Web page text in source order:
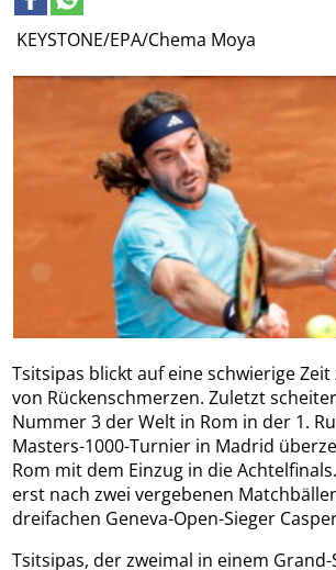
KEYSTONE/EPA/Chema Moya
Tsitsipas blickt auf eine schwierige
von Rückenschmerzen. Zuletzt
Nummer 3 der Welt in Rom in der 1.
Masters-1000-Turnier in Madrid
Rom mit dem Einzug in die
erst nach zwei vergebenen
dreifachen Geneva-Open-Sieger
Tsitsipas, der zweimal in einem